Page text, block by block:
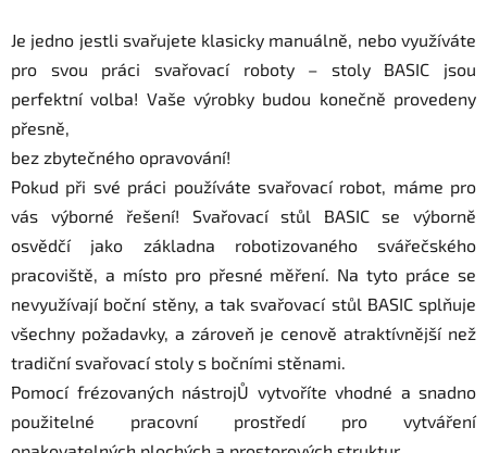
Je jedno jestli svařujete klasicky manuálně, nebo využíváte
pro svou práci svařovací roboty – stoly BASIC jsou
perfektní volba! Vaše výrobky budou konečně provedeny
přesně,
bez zbytečného opravování!
Pokud při své práci používáte svařovací robot, máme pro
vás výborné řešení! Svařovací stůl BASIC se výborně
osvědčí jako základna robotizovaného svářečského
pracoviště, a místo pro přesné měření. Na tyto práce se
nevyužívají boční stěny, a tak svařovací stůl BASIC splňuje
všechny požadavky, a zároveň je cenově atraktívnější než
tradiční svařovací stoly s bočními stěnami.
Pomocí frézovaných nástrojŮ vytvoříte vhodné a snadno
použitelné pracovní prostředí pro vytváření